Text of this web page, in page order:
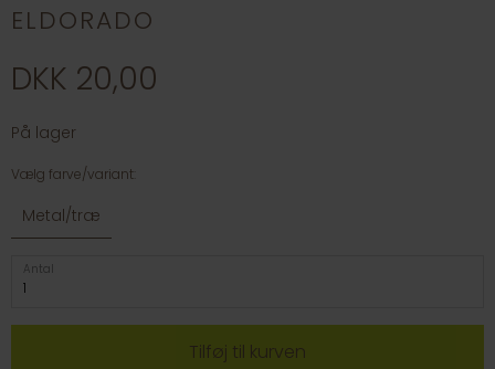
ELDORADO
DKK 20,00
På lager
Vælg farve/variant:
Metal/træ
Antal